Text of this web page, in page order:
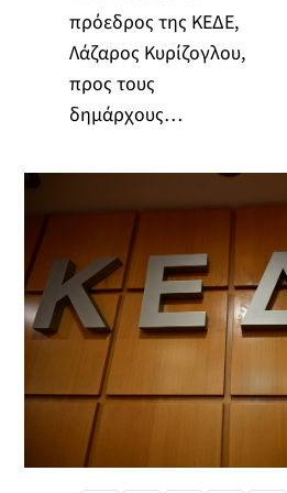
πρόεδρος της ΚΕΔΕ,
Λάζαρος Κυρίζογλου,
προς τους
δημάρχους…